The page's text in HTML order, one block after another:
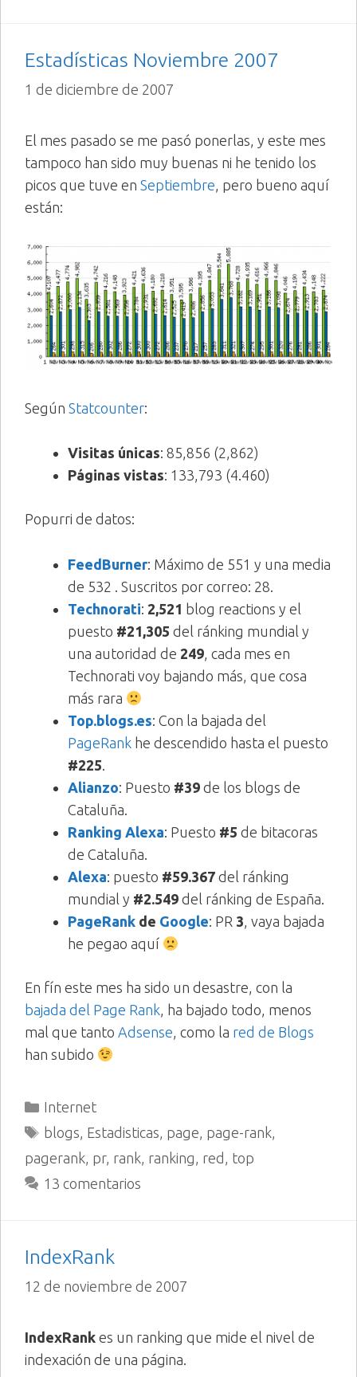
Estadísticas Noviembre 2007
1 de diciembre de 2007
El mes pasado se me pasó ponerlas, y este mes
tampoco han sido muy buenas ni he tenido los
picos que tuve en Septiembre, pero bueno aquí
están:
Según Statcounter:
Visitas únicas: 85,856 (2,862)
Páginas vistas: 133,793 (4.460)
Popurri de datos:
FeedBurner: Máximo de 551 y una media
de 532 . Suscritos por correo: 28.
Technorati: 2,521 blog reactions y el
puesto #21,305 del ránking mundial y
una autoridad de 249, cada mes en
Technorati voy bajando más, que cosa
más rara
Top.blogs.es: Con la bajada del
PageRank he descendido hasta el puesto
#225.
Alianzo: Puesto #39 de los blogs de
Cataluña.
Ranking Alexa: Puesto #5 de bitacoras
de Cataluña.
Alexa: puesto #59.367 del ránking
mundial y #2.549 del ránking de España.
PageRank de Google: PR 3, vaya bajada
he pegao aquí
En fín este mes ha sido un desastre, con la
bajada del Page Rank, ha bajado todo, menos
mal que tanto Adsense, como la red de Blogs
han subido
Categorías
Internet
Etiquetas
blogs, Estadisticas, page, page-rank,
pagerank, pr, rank, ranking, red , top
13 comentarios
IndexRank
12 de noviembre de 2007
IndexRank es un ranking que mide el nivel de
indexación de una página.